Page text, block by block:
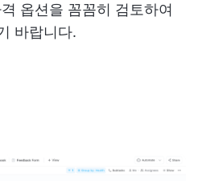
옵션을 꼼꼼히 검토하여
바랍니다.